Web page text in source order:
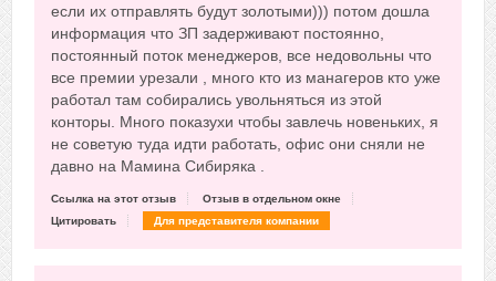
если их отправлять будут золотыми))) потом дошла
информация что ЗП задерживают постоянно,
постоянный поток менеджеров, все недовольны что
все премии урезали , много кто из манагеров кто уже
работал там собирались увольняться из этой
конторы. Много показухи чтобы завлечь новеньких, я
не советую туда идти работать, офис они сняли не
давно на Мамина Сибиряка .
Ссылка на этот отзыв
Отзыв в отдельном окне
Цитировать
Для представителя компании